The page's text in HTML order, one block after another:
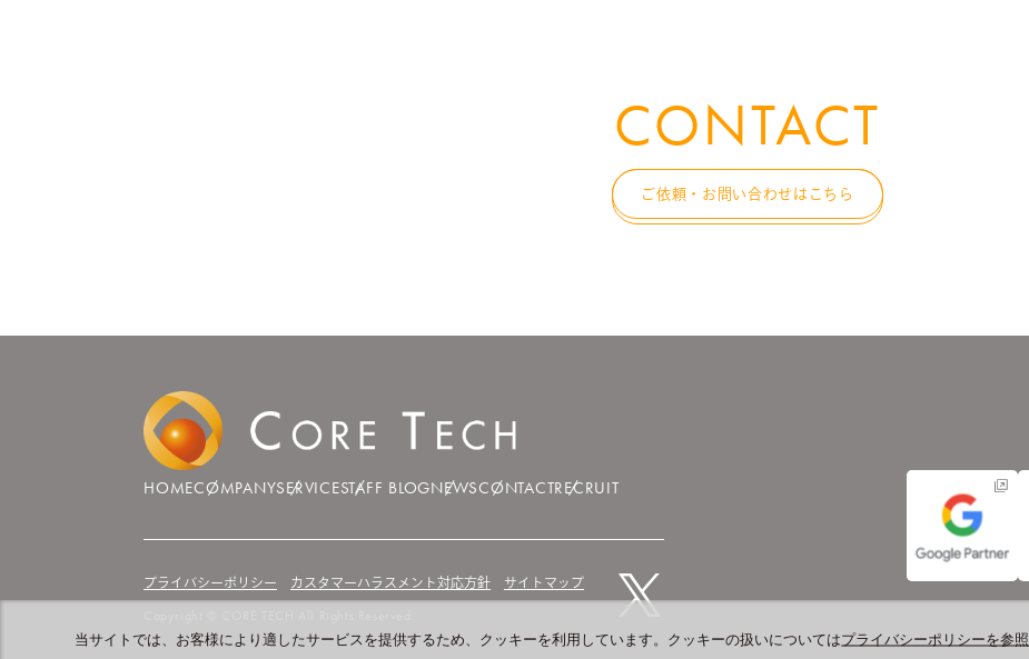
CONTACT
ご依頼・お問い合わせはこちら
HOMECOMPANYSERVICESTAFF BLOGNEWSCONTACTRECRUIT
プライバシーポリシー カスタマーハラスメント対応方針 サイトマップ
当サイトでは、お客様により適したサービスを提供するため、クッキーを利用しています。クッキーの扱いについてはプライバシーポリシーを参照